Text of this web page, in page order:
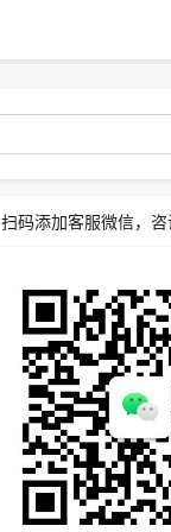
扫码添加客服微信，